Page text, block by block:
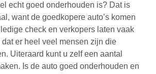
echt goed onderhouden is? Dat is
want de goedkopere auto’s komen
check en verkopers laten vaak
er heel veel mensen zijn die
Uiteraard kunt u zelf een aantal
Is de auto goed onderhouden en